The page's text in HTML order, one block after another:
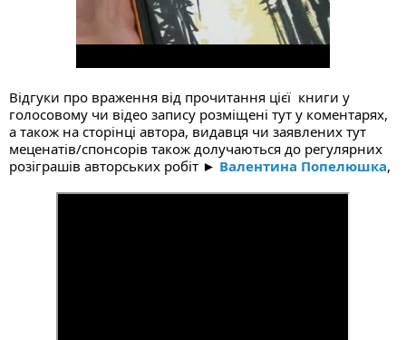
Відгуки про враження від прочитання цієї  книги у
голосовому чи відео запису розміщені тут у коментарях,
а також на сторінці автора, видавця чи заявлених тут
меценатів/спонсорів також долучаються до регулярних
розіграшів авторських робіт ► Валентина Попелюшка,